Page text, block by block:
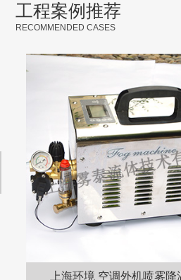
工程案例推荐
RECOMMENDED CASES
调外机喷雾降温案例